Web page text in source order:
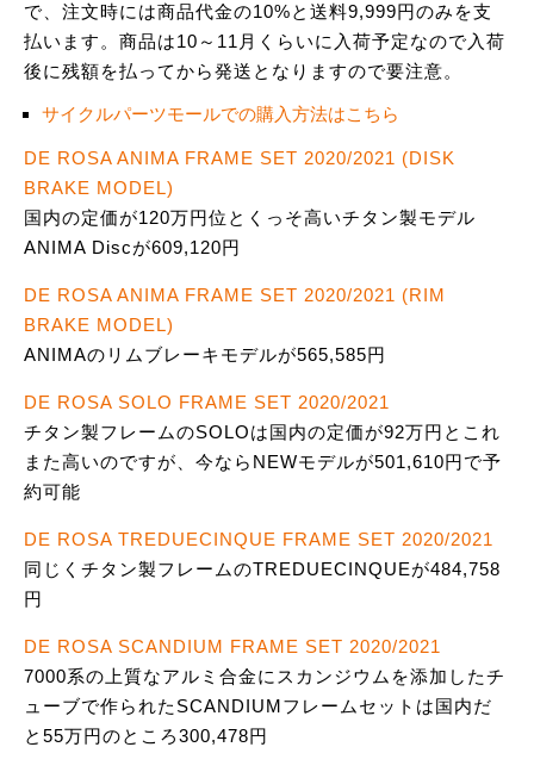
で、注文時には商品代金の10%と送料9,999円のみを支
払います。商品は10～11月くらいに入荷予定なので入荷
後に残額を払ってから発送となりますので要注意。
サイクルパーツモールでの購入方法はこちら
DE ROSA ANIMA FRAME SET 2020/2021 (DISK
BRAKE MODEL)
国内の定価が120万円位とくっそ高いチタン製モデル
ANIMA Discが609,120円
DE ROSA ANIMA FRAME SET 2020/2021 (RIM
BRAKE MODEL)
ANIMAのリムブレーキモデルが565,585円
DE ROSA SOLO FRAME SET 2020/2021
チタン製フレームのSOLOは国内の定価が92万円とこれ
また高いのですが、今ならNEWモデルが501,610円で予
約可能
DE ROSA TREDUECINQUE FRAME SET 2020/2021
同じくチタン製フレームのTREDUECINQUEが484,758
円
DE ROSA SCANDIUM FRAME SET 2020/2021
7000系の上質なアルミ合金にスカンジウムを添加したチ
ューブで作られたSCANDIUMフレームセットは国内だ
と55万円のところ300,478円